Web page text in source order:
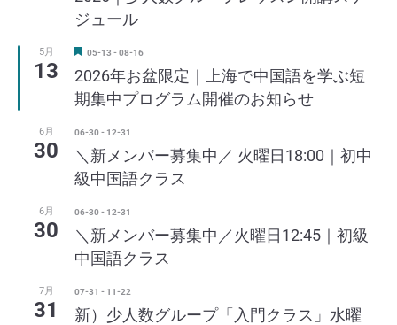
ジュール
5月
13
注
05-13 -08-16
2026年お盆限定｜上海で中国語を学ぶ短
期集中プログラム開催のお知らせ
6月
30
06-30- 12-31
＼新メンバー募集中／ 火曜日18:00｜初中
級中国語クラス
6月
30
06-30- 12-31
＼新メンバー募集中／火曜日12:45｜初級
中国語クラス
7月
31
07-31 - 11-22
新）少人数グループ「入門クラス」水曜